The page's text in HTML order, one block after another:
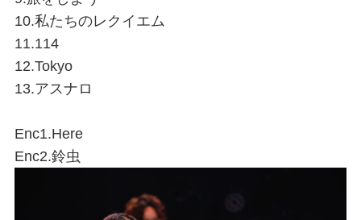
10.私たちのレクイエム
11.114
12.Tokyo
13.アスナロ
Enc1.Here
Enc2.鈴虫